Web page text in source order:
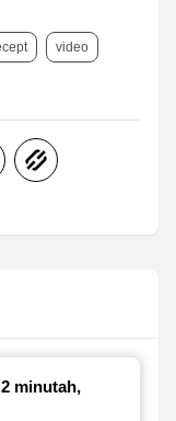
video
minutah,